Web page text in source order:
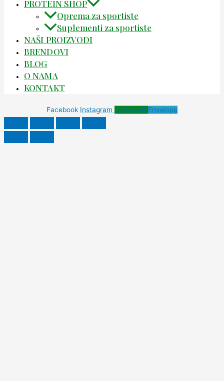
PROTEIN SHOP
Oprema za sportiste
Suplementi za sportiste
NAŠI PROIZVODI
BRENDOVI
BLOG
O NAMA
KONTAKT
Facebook Instagram Phone-alt Envelope